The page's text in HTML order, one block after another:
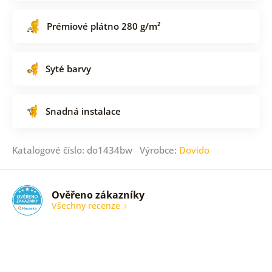
Prémiové plátno 280 g/m²
Syté barvy
Snadná instalace
Katalogové číslo: do1434bw Výrobce: Dovido
Ověřeno zákazníky
Všechny recenze